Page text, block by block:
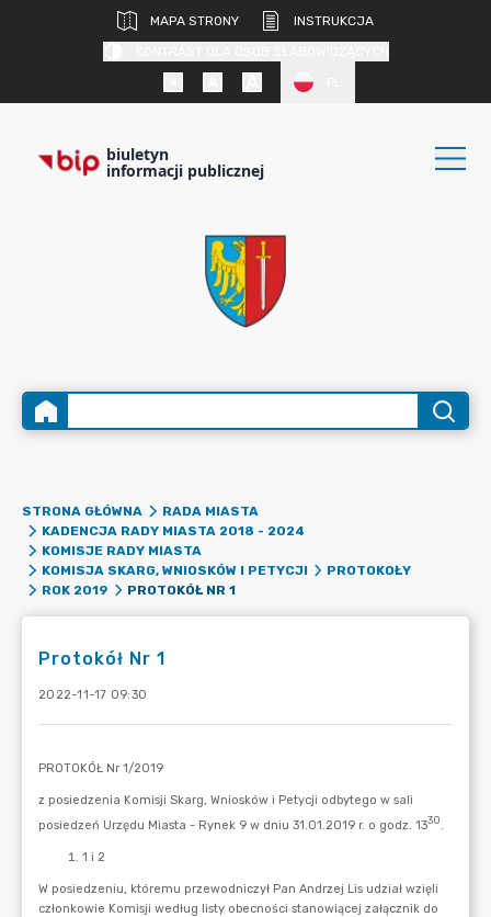
MAPA STRONY
INSTRUKCJA
biuletyn
informacji publicznej
STRONA GŁÓWNA
RADA MIASTA
KADENCJA RADY MIASTA 2018 - 2024
KOMISJE RADY MIASTA
KOMISJA SKARG, WNIOSKÓW I PETYCJI
PROTOKOŁY
ROK 2019
PROTOKÓŁ NR 1
Protokół Nr 1
2022-11-17 09:30